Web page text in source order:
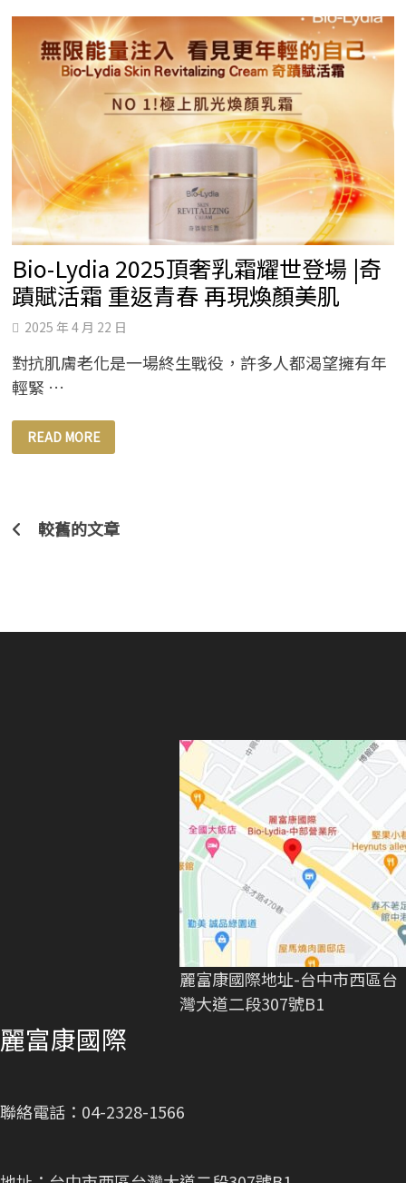
雲
國
團
勇
闖
國
際
舞
台
Bio-Lydia 2025頂奢乳霜耀世登場 |奇
蹟賦活霜 重返青春 再現煥顏美肌
2025 年 4 月 22 日
對抗肌膚老化是一場終生戰役，許多人都渴望擁有年
輕緊 …
BIO-
LYDIA
2025
世
霜
READ MORE
文
較舊的文章
麗富康國際地址-台中市西區台
灣大道二段307號B1
麗富康國際
聯絡電話：04-2328-1566